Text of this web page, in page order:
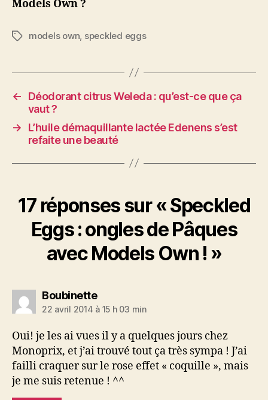
Models Own ?
Étiquettes
models own speckled eggs
←
Déodorant citrus Weleda : qu’est-ce que ça
vaut ?
→
L’huile démaquillante lactée Edenens s’est
refaite une beauté
17 réponses sur « Speckled
Eggs : ongles de Pâques
avec Models Own ! »
Boubinettedit :
22 avril 2014 à 15 h 03 min
Oui! je les ai vues il y a quelques jours chez
Monoprix, et j’ai trouvé tout ça très sympa ! J’ai
failli craquer sur le rose effet « coquille », mais
je me suis retenue ! ^^